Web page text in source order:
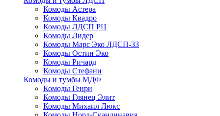
Комоды Астера
Комоды Квадро
Комоды ЛДСП РЦ
Комоды Лидер
Комоды Марс Эко ЛДСП-33
Комоды Остин Эко
Комоды Ричард
Комоды Стефани
Комоды и тумбы МДФ
Комоды Генри
Комоды Глянец Элит
Комоды Михаил Люкс